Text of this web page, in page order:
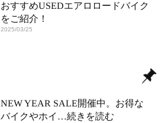
おすすめUSEDエアロロードバイク
をご紹介！
2025/03/25
NEW YEAR SALE開催中。お得な
バイクやホイ …続きを読む